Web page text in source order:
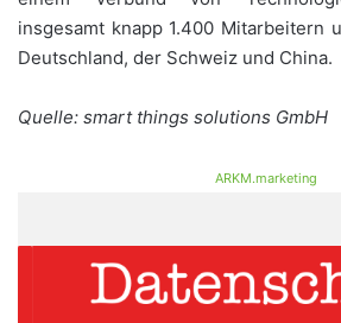
insgesamt knapp 1.400 Mitarbeitern
Deutschland, der Schweiz und China.
Quelle: smart things solutions GmbH
ARKM.marketing